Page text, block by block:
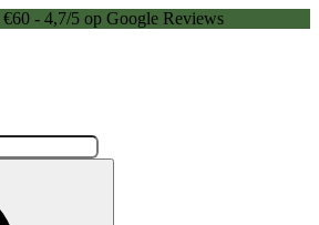
- 4,7/5 op Google Reviews